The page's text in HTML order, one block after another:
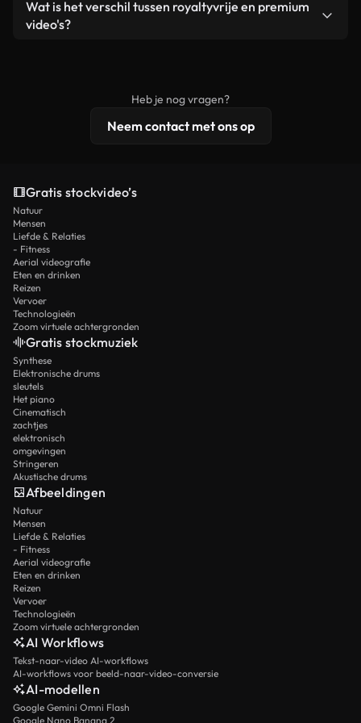
een losstaand product.
remixen. Zorg er wel voor dat het eindproduct
Wat is het verschil tussen royaltyvrije en premium
video's?
licentiebescherming omvat.
Heb je nog vragen?
Neem contact met ons op
Gratis stockvideo’s
Natuur
Mensen
Liefde & Relaties
- Fitness
Aerial videografie
Eten en drinken
Reizen
Vervoer
Technologieën
Zoom virtuele achtergronden
Gratis stockmuziek
Synthese
Elektronische drums
sleutels
Het piano
Cinematisch
zachtjes
elektronisch
omgevingen
Stringeren
Akustische drums
Afbeeldingen
Natuur
Mensen
Liefde & Relaties
- Fitness
Aerial videografie
Eten en drinken
Reizen
Vervoer
Technologieën
Zoom virtuele achtergronden
AI Workflows
Tekst-naar-video AI-workflows
AI-workflows voor beeld-naar-video-conversie
AI-modellen
Google Gemini Omni Flash
Google Nano Banana 2